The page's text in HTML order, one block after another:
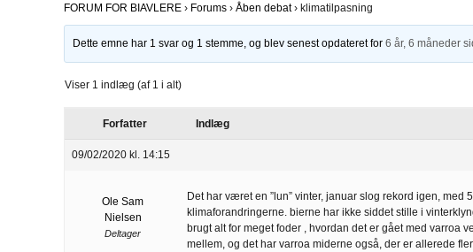
FORUM FOR BIAVLERE › Forums › Åben debat › klimatilpasning
Dette emne har 1 svar og 1 stemme, og blev senest opdateret for6 år, 6 måneder
Viser 1 indlæg (af 1 i alt)
Forfatter Indlæg
09/02/2020 kl. 14:15
Ole Sam
Nielsen
Deltager
Det har været en ”lun” vinter, januar slog rekord igen,
klimaforandringerne. bierne har ikke siddet stille i
brugt alt for meget foder , hvordan det er gået med varroa
mellem, og det har varroa miderne også, der er allerede